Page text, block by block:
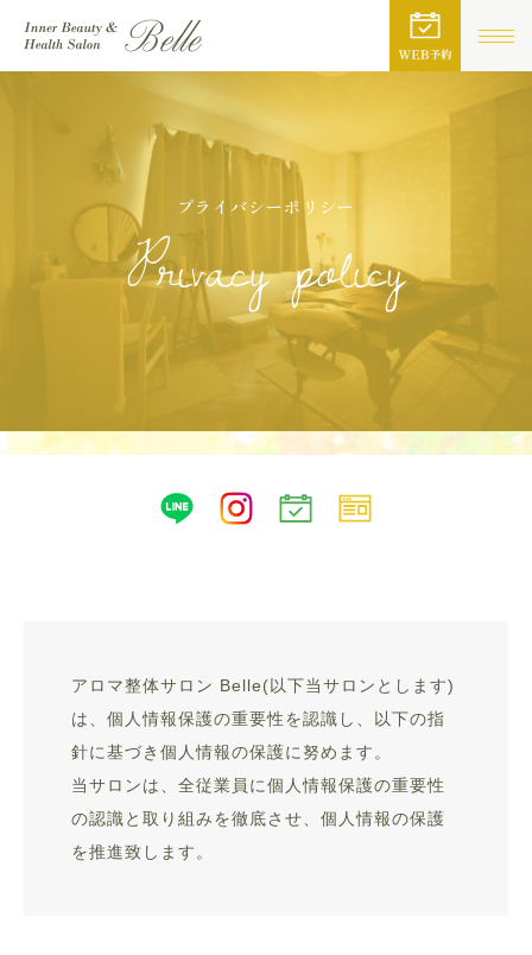
プライバシーポリシー
Privacy policy
アロマ整体サロン Belle(以下当サロンとします)
は、個人情報保護の重要性を認識し、以下の指
針に基づき個人情報の保護に努めます。
当サロンは、全従業員に個人情報保護の重要性
の認識と取り組みを徹底させ、個人情報の保護
を推進致します。